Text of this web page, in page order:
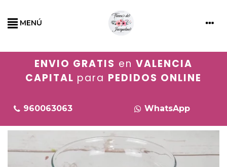
MENÚ
ENVIO GRATIS en VALENCIA
CAPITAL para PEDIDOS ONLINE
960063063 WhatsApp